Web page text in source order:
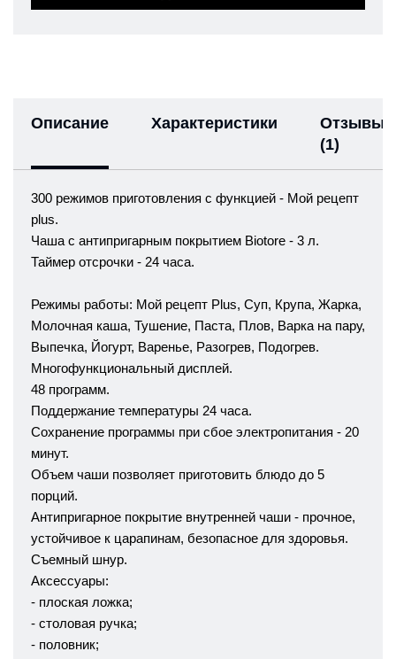
Описание Характеристики
Отзывы
(1)
300 режимов приготовления с функцией - Мой рецепт
plus.
Чаша с антипригарным покрытием Biotore - 3 л.
Таймер отсрочки - 24 часа.
Режимы работы: Мой рецепт Plus, Суп, Крупа, Жарка,
Молочная каша, Тушение, Паста, Плов, Варка на пару,
Выпечка, Йогурт, Варенье, Разогрев, Подогрев.
Многофункциональный дисплей.
48 программ.
Поддержание температуры 24 часа.
Сохранение программы при сбое электропитания - 20
минут.
Объем чаши позволяет приготовить блюдо до 5
порций.
Антипригарное покрытие внутренней чаши - прочное,
устойчивое к царапинам, безопасное для здоровья.
Съемный шнур.
Аксессуары:
- плоская ложка;
- столовая ручка;
- половник;